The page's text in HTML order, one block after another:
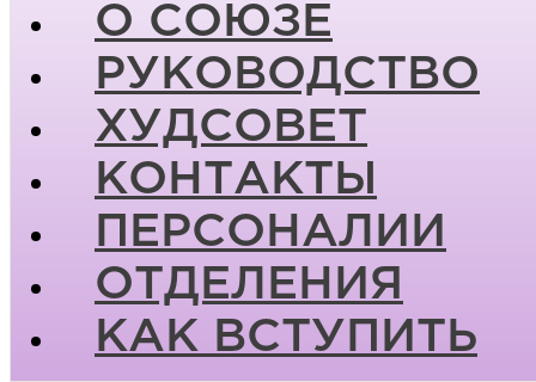
О СОЮЗЕ
РУКОВОДСТВО
ХУДСОВЕТ
КОНТАКТЫ
ПЕРСОНАЛИИ
ОТДЕЛЕНИЯ
КАК ВСТУПИТЬ